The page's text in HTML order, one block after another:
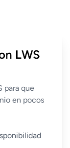
LWS
para que
en pocos